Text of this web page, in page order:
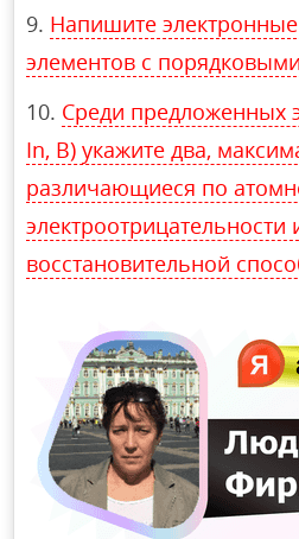
Напишите
элементов с
Среди предложенных
In, B) укажите два,
различающиеся по
электроотрицательности
восстановительной